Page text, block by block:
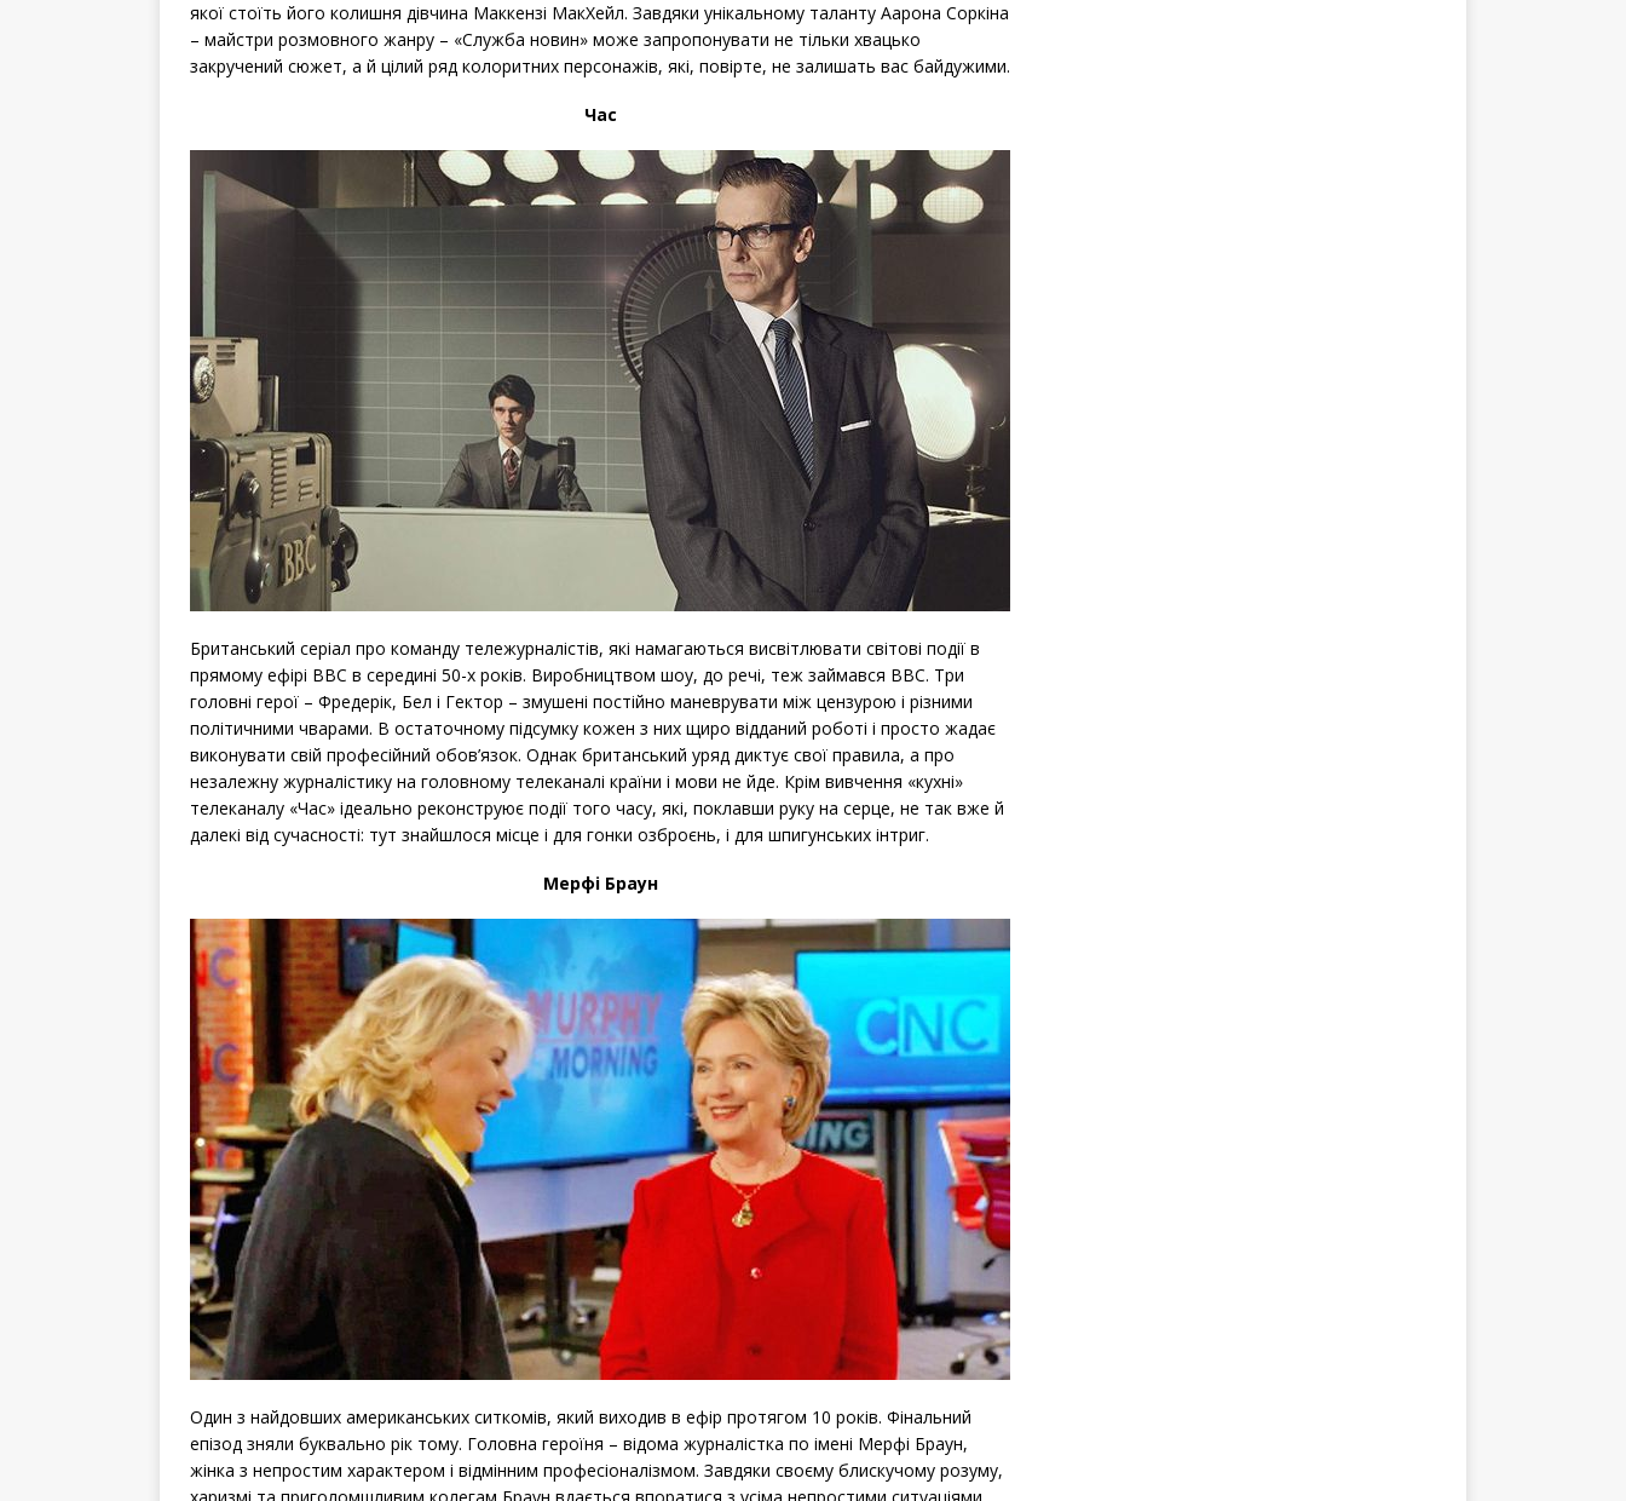
якої стоїть його колишня дівчина Маккензі МакХейл. Завдяки унікальному таланту Аарона Соркіна
– майстри розмовного жанру – «Служба новин» може запропонувати не тільки хвацько
закручений сюжет, а й цілий ряд колоритних персонажів, які, повірте, не залишать вас байдужими.
Час
Британський серіал про команду тележурналістів, які намагаються висвітлювати світові події в
прямому ефірі BBC в середині 50-х років. Виробництвом шоу, до речі, теж займався BBC. Три
головні герої – Фредерік, Бел і Гектор – змушені постійно маневрувати між цензурою і різними
політичними чварами. В остаточному підсумку кожен з них щиро відданий роботі і просто жадає
виконувати свій професійний обов’язок. Однак британський уряд диктує свої правила, а про
незалежну журналістику на головному телеканалі країни і мови не йде. Крім вивчення «кухні»
телеканалу «Час» ідеально реконструює події того часу, які, поклавши руку на серце, не так вже й
далекі від сучасності: тут знайшлося місце і для гонки озброєнь, і для шпигунських інтриг.
Мерфі Браун
Один з найдовших американських ситкомів, який виходив в ефір протягом 10 років. Фінальний
епізод зняли буквально рік тому. Головна героїня – відома журналістка по імені Мерфі Браун,
жінка з непростим характером і відмінним професіоналізмом. Завдяки своєму блискучому розуму,